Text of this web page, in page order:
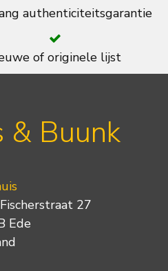
authenticiteitsgarantie
of originele lijst
& Buunk
27
Ede